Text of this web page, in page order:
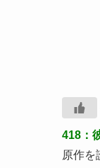
418：
原作を